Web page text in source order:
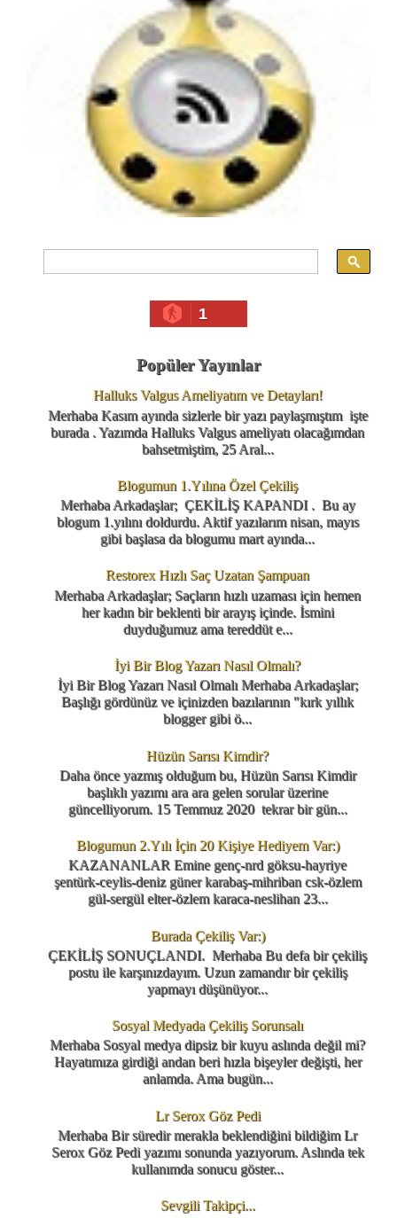
1
Popüler Yayınlar
Halluks Valgus Ameliyatım ve Detayları!
Merhaba Kasım ayında sizlerle bir yazı paylaşmıştım işte
burada . Yazımda Halluks Valgus ameliyatı olacağımdan
bahsetmiştim, 25 Aral...
Blogumun 1.Yılına Özel Çekiliş
Merhaba Arkadaşlar; ÇEKİLİŞ KAPANDI . Bu ay
blogum 1.yılını doldurdu. Aktif yazılarım nisan, mayıs
gibi başlasa da blogumu mart ayında...
Restorex Hızlı Saç Uzatan Şampuan
Merhaba Arkadaşlar; Saçların hızlı uzaması için hemen
her kadın bir beklenti bir arayış içinde. İsmini
duyduğumuz ama tereddüt e...
İyi Bir Blog Yazarı Nasıl Olmalı?
İyi Bir Blog Yazarı Nasıl Olmalı Merhaba Arkadaşlar;
Başlığı gördünüz ve içinizden bazılarının "kırk yıllık
blogger gibi ö...
Hüzün Sarısı Kimdir?
Daha önce yazmış olduğum bu, Hüzün Sarısı Kimdir
başlıklı yazımı ara ara gelen sorular üzerine
güncelliyorum. 15 Temmuz 2020 tekrar bir gün...
Blogumun 2.Yılı İçin 20 Kişiye Hediyem Var:)
KAZANANLAR Emine genç-nrd göksu-hayriye
şentürk-ceylis-deniz güner karabaş-mihriban csk-özlem
gül-sergül elter-özlem karaca-neslihan 23...
Burada Çekiliş Var:)
ÇEKİLİŞ SONUÇLANDI. Merhaba Bu defa bir çekiliş
postu ile karşınızdayım. Uzun zamandır bir çekiliş
yapmayı düşünüyor...
Sosyal Medyada Çekiliş Sorunsalı
Merhaba Sosyal medya dipsiz bir kuyu aslında değil mi?
Hayatımıza girdiği andan beri hızla bişeyler değişti, her
anlamda. Ama bugün...
Lr Serox Göz Pedi
Merhaba Bir süredir merakla beklendiğini bildiğim Lr
Serox Göz Pedi yazımı sonunda yazıyorum. Aslında tek
kullanımda sonucu göster...
Sevgili Takipçi...